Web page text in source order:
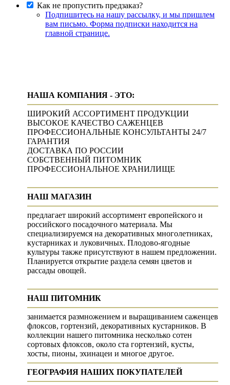
Как не пропустить предзаказ?
Подпишитесь на нашу рассылку, и мы пришлем
вам письмо. Форма подписки находится на
главной странице.
НАША КОМПАНИЯ - ЭТО:
ШИРОКИЙ АССОРТИМЕНТ ПРОДУКЦИИ
ВЫСОКОЕ КАЧЕСТВО САЖЕНЦЕВ
ПРОФЕССИОНАЛЬНЫЕ КОНСУЛЬТАНТЫ 24/7
ГАРАНТИЯ
ДОСТАВКА ПО РОССИИ
СОБСТВЕННЫЙ ПИТОМНИК
ПРОФЕССИОНАЛЬНОЕ ХРАНИЛИЩЕ
НАШ МАГАЗИН
предлагает широкий ассортимент европейского и
российского посадочного материала. Мы
специализируемся на декоративных многолетниках,
кустарниках и луковичных. Плодово-ягодные
культуры также присутствуют в нашем предложении.
Планируется открытие раздела семян цветов и
рассады овощей.
НАШ ПИТОМНИК
занимается размножением и выращиванием саженцев
флоксов, гортензий, декоративных кустарников. В
коллекции нашего питомника несколько сотен
сортовых флоксов, около ста гортензий, кусты,
хосты, пионы, эхинацеи и многое другое.
ГЕОГРАФИЯ НАШИХ ПОКУПАТЕЛЕЙ